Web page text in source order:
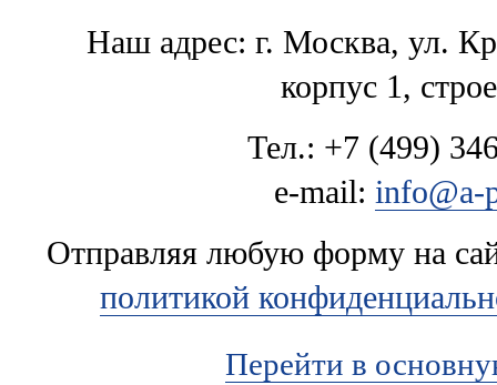
Наш адрес: г. Москва, ул.
корпус 1,
Тел.: +7 (499)
e-mail: info@a-
Отправляя любую форму на
политикой
Перейти в